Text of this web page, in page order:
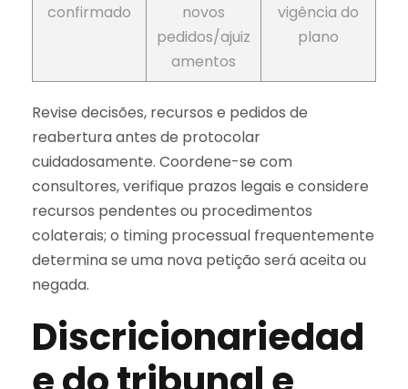
confirmado
novos
pedidos/ajuiz
amentos
vigência do
plano
Revise decisões, recursos e pedidos de
reabertura antes de protocolar
cuidadosamente. Coordene-se com
consultores, verifique prazos legais e considere
recursos pendentes ou procedimentos
colaterais; o timing processual frequentemente
determina se uma nova petição será aceita ou
negada.
Discricionariedad